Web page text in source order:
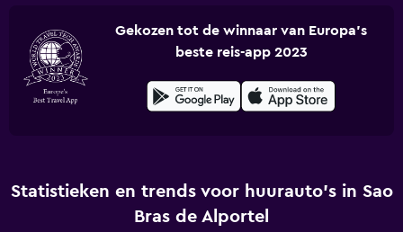
Gekozen tot de winnaar van Europa's
beste reis-app 2023
Statistieken en trends voor huurauto's in Sao
Bras de Alportel